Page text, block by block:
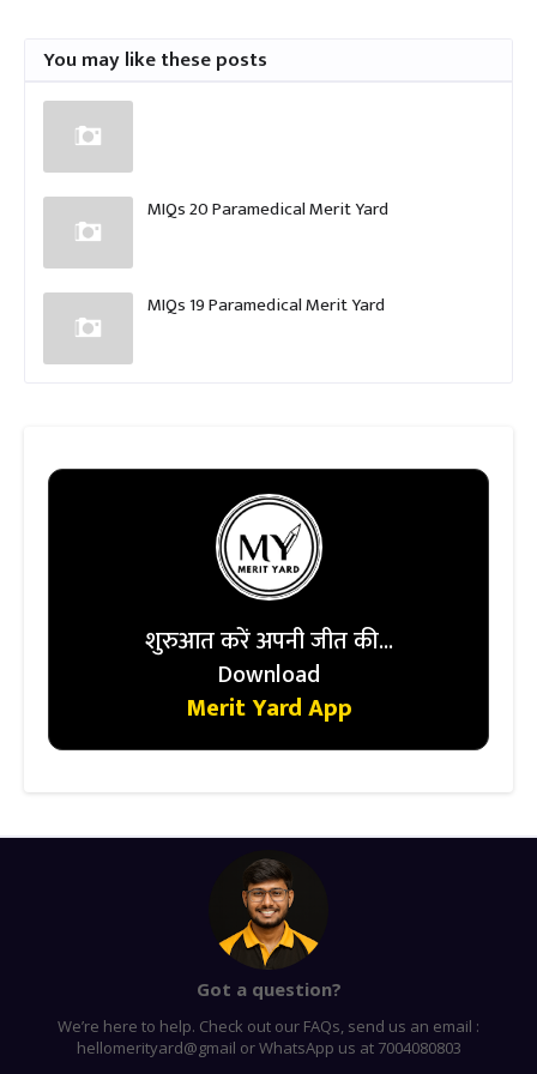
You may like these posts
MIQs 20 Paramedical Merit Yard
MIQs 19 Paramedical Merit Yard
शुरुआत करें अपनी जीत की...
Download
Merit Yard App
Got a question?
We’re here to help. Check out our FAQs, send us an email :
hellomerityard@gmail or WhatsApp us at 7004080803